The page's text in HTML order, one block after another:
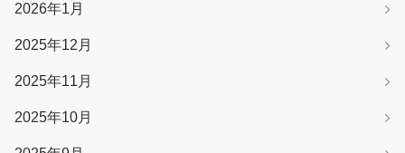
2026年1月
2025年12月
2025年11月
2025年10月